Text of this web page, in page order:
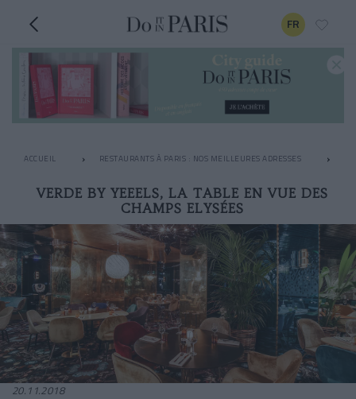
FR
ACCUEIL RESTAURANTS À PARIS : NOS MEILLEURES ADRESSES
VERDE BY YEEELS, LA TABLE EN VUE DES
CHAMPS ELYSÉES
20.11.2018